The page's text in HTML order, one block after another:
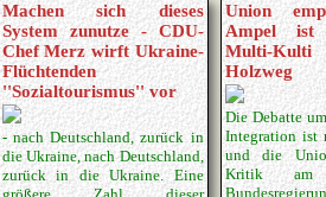
Machen sich dieses
System zunutze - CDU-
Chef Merz wirft Ukraine-
Flüchtenden
''Sozialtourismus'' vor
- nach Deutschland, zurück in
die Ukraine, nach Deutsch­land,
zurück in die Ukraine. Eine
Union
Ampel
Multi-
Holzweg
Die Debatte
Integration ist
und die
Kritik